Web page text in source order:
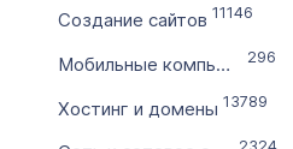
Цена домена в ₽
Создание сайтов 11146
Мобильные компьютеры 296
Хостинг и домены 13789